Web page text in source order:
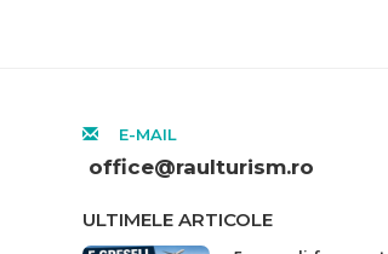
E-MAIL
office@raulturism.ro
ULTIMELE ARTICOLE